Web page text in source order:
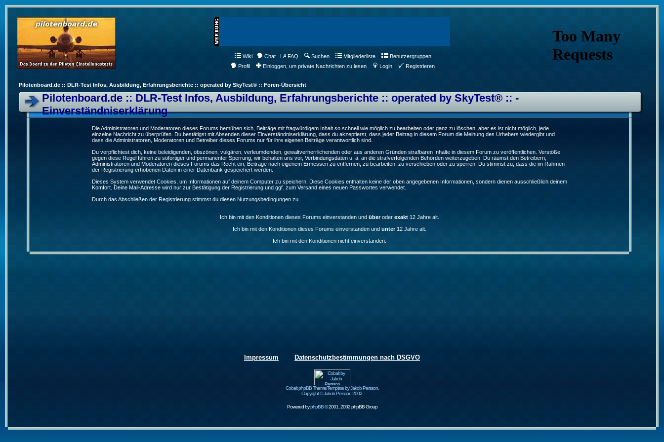
Wiki Chat FAQ Suchen Mitgliederliste
Benutzergruppen
Profil
Einloggen, um private Nachrichten zu lesen Login Registrieren
Pilotenboard.de :: DLR-Test Infos, Ausbildung, Erfahrungsberichte :: operated by SkyTest® :: Foren-Übersicht
Pilotenboard.de :: DLR-Test Infos, Ausbildung, Erfahrungsberichte :: operated by SkyTest® :: -
Einverständniserklärung
Die Administratoren und Moderatoren dieses Forums bemühen sich, Beiträge mit fragwürdigem Inhalt so schnell wie möglich zu bearbeiten oder ganz zu löschen, aber es ist nicht möglich, jede
einzelne Nachricht zu überprüfen. Du bestätigst mit Absenden dieser Einverständniserklärung, dass du akzeptierst, dass jeder Beitrag in diesem Forum die Meinung des Urhebers wiedergibt und
dass die Administratoren, Moderatoren und Betreiber dieses Forums nur für ihre eigenen Beiträge verantwortlich sind.
Du verpflichtest dich, keine beleidigenden, obszönen, vulgären, verleumdenden, gewaltverherrlichenden oder aus anderen Gründen strafbaren Inhalte in diesem Forum zu veröffentlichen. Verstöße
gegen diese Regel führen zu sofortiger und permanenter Sperrung, wir behalten uns vor, Verbindungsdaten u. ä. an die strafverfolgenden Behörden weiterzugeben. Du räumst den Betreibern,
Administratoren und Moderatoren dieses Forums das Recht ein, Beiträge nach eigenem Ermessen zu entfernen, zu bearbeiten, zu verschieben oder zu sperren. Du stimmst zu, dass die im Rahmen
der Registrierung erhobenen Daten in einer Datenbank gespeichert werden.
Dieses System verwendet Cookies, um Informationen auf deinem Computer zu speichern. Diese Cookies enthalten keine der oben angegebenen Informationen, sondern dienen ausschließlich deinem
Komfort. Deine Mail-Adresse wird nur zur Bestätigung der Registrierung und ggf. zum Versand eines neuen Passwortes verwendet.
Durch das Abschließen der Registrierung stimmst du diesen Nutzungsbedingungen zu.
Ich bin mit den Konditionen dieses Forums einverstanden und überoder exakt12 Jahre alt.
Ich bin mit den Konditionen dieses Forums einverstanden und unter12 Jahre alt.
Ich bin mit den Konditionen nicht einverstanden.
Impressum Datenschutzbestimmungen nach DSGVO
Cobalt phpBB Theme/Template by Jakob Persson.
Copyright © Jakob Persson 2002.
Powered byphpBB© 2001, 2002 phpBB Group